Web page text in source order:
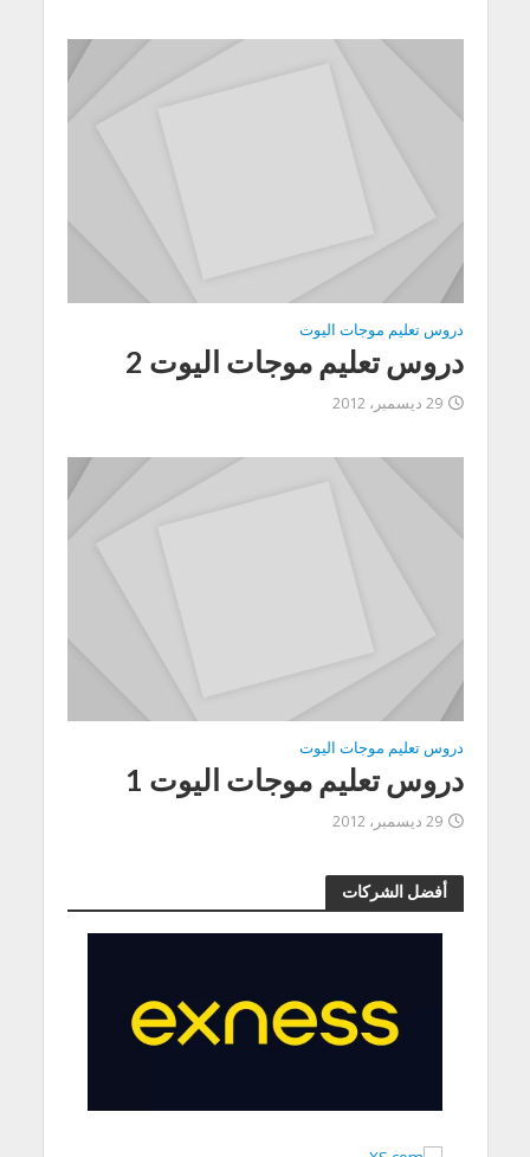
دروس تعليم موجات اليوت
دروس تعليم موجات اليوت 2
29 ديسمبر، 2012
دروس تعليم موجات اليوت
دروس تعليم موجات اليوت 1
29 ديسمبر، 2012
أفضل الشركات